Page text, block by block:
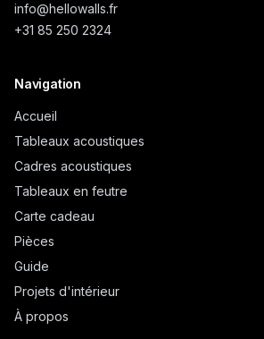
info@hellowalls.fr
+31 85 250 2324
Navigation
Accueil
Tableaux acoustiques
Cadres acoustiques
Tableaux en feutre
Carte cadeau
Pièces
Guide
Projets d'intérieur
À propos